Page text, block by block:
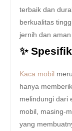
terbaik dan
berkualitas
jernih dan
✨
Kaca mobil
hanya
melindungi dari
mobil, masing-
yang